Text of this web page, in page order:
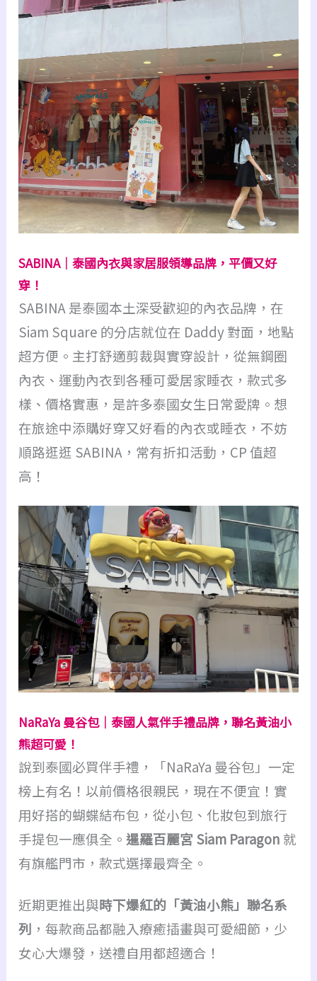
SABINA｜泰國內衣與家居服領導品牌，平價又好
穿！
SABINA 是泰國本土深受歡迎的內衣品牌，在
Siam Square 的分店就位在 Daddy 對面，地點
超方便。主打舒適剪裁與實穿設計，從無鋼圈
內衣、運動內衣到各種可愛居家睡衣，款式多
樣、價格實惠，是許多泰國女生日常愛牌。想
在旅途中添購好穿又好看的內衣或睡衣，不妨
順路逛逛 SABINA，常有折扣活動，CP 值超
高！
NaRaYa 曼谷包｜泰國人氣伴手禮品牌，聯名黃油小
熊超可愛！
說到泰國必買伴手禮，「NaRaYa 曼谷包」一定
榜上有名！以前價格很親民，現在不便宜！ 實
用好搭的蝴蝶結布包，從小包、化妝包到旅行
手提包一應俱全。 暹羅百麗宮 Siam Paragon 就
有旗艦門市，款式選擇最齊全。
近期更推出與時下爆紅的「黃油小熊」聯名系
列 ，每款商品都融入療癒插畫與可愛細節，少
女心大爆發，送禮自用都超適合！